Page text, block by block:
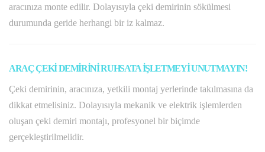
aracınıza monte edilir. Dolayısıyla çeki demirinin sökülmesi
durumunda geride herhangi bir iz kalmaz.
ARAÇ ÇEKİ DEMİRİNİ RUHSATA İŞLETMEYİ UNUTMAYIN!
Çeki demirinin, aracınıza, yetkili montaj yerlerinde takılmasına da
dikkat etmelisiniz. Dolayısıyla mekanik ve elektrik işlemlerden
oluşan çeki demiri montajı, profesyonel bir biçimde
gerçekleştirilmelidir.